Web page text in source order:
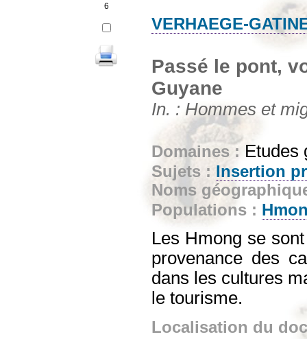
6
VERHAEGE-
Passé le pont,
Guyane
In. : Hommes et
Domaines : Etudes
Sujets : Insertion
Noms
Populations :
Les Hmong se
provenance des
dans les cultures
le tourisme.
Localisation du